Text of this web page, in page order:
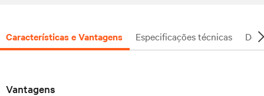
Características e Vantagens Especificações técnicas
Vantagens